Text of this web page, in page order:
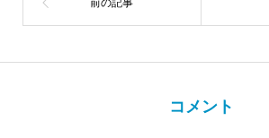
コメント